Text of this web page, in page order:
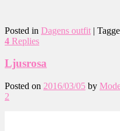
Posted in Dagens outfit |
4 Replies
Ljusrosa
Posted on 2016/03/05 by
2